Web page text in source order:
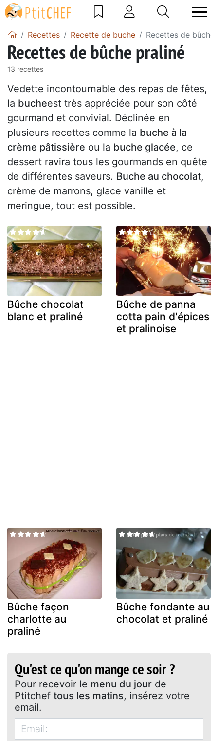
Recettes Recette de buche Recettes de bûche
Recettes de bûche praliné
13 recettes
Vedette incontournable des repas de fêtes,
la bucheest très appréciée pour son côté
gourmand et convivial. Déclinée en
plusieurs recettes comme la buche à la
crème pâtissière ou la buche glacée, ce
dessert ravira tous les gourmands en quête
de différentes saveurs. Buche au chocolat,
crème de marrons, glace vanille et
meringue, tout est possible.
Bûche chocolat
blanc et praliné
Bûche de panna
cotta pain d'épices
et pralinoise
Bûche façon
charlotte au
praliné
Bûche fondante au
chocolat et praliné
Qu'est ce qu'on mange ce soir ?
Pour recevoir le menu du jour de
Ptitchef tous les matins, insérez votre
email.